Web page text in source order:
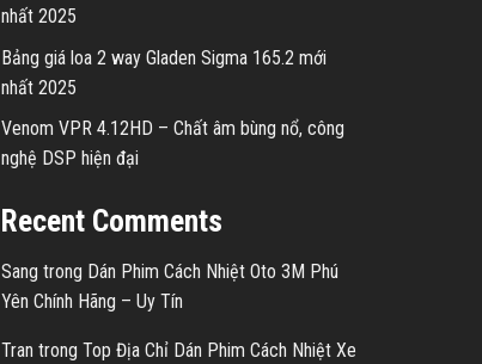
nhất 2025
Bảng giá loa 2 way Gladen Sigma 165.2 mới
nhất 2025
Venom VPR 4.12HD – Chất âm bùng nổ, công
nghệ DSP hiện đại
Recent Comments
Sang trong Dán Phim Cách Nhiệt Oto 3M Phú
Yên Chính Hãng – Uy Tín
Tran trong Top Địa Chỉ Dán Phim Cách Nhiệt Xe